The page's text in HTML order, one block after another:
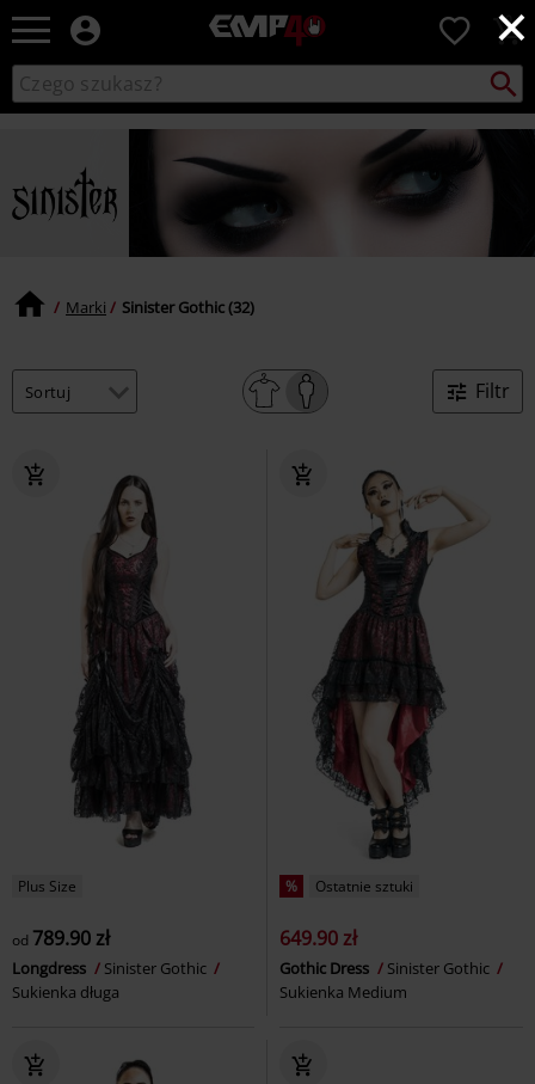
×
EMP
Merch
Fanów:
Filmów,
i
Gier
-
0
Wyszukaj
katalog
Szukaj
Marki Sinister Gothic (32)
Filtr
Plus Size
od 789.90 zł
Longdress
Sinister Gothic
Sukienka długa
% Ostatnie sztuki
649.90 zł
Gothic Dress
Sinister Gothic
Sukienka Medium